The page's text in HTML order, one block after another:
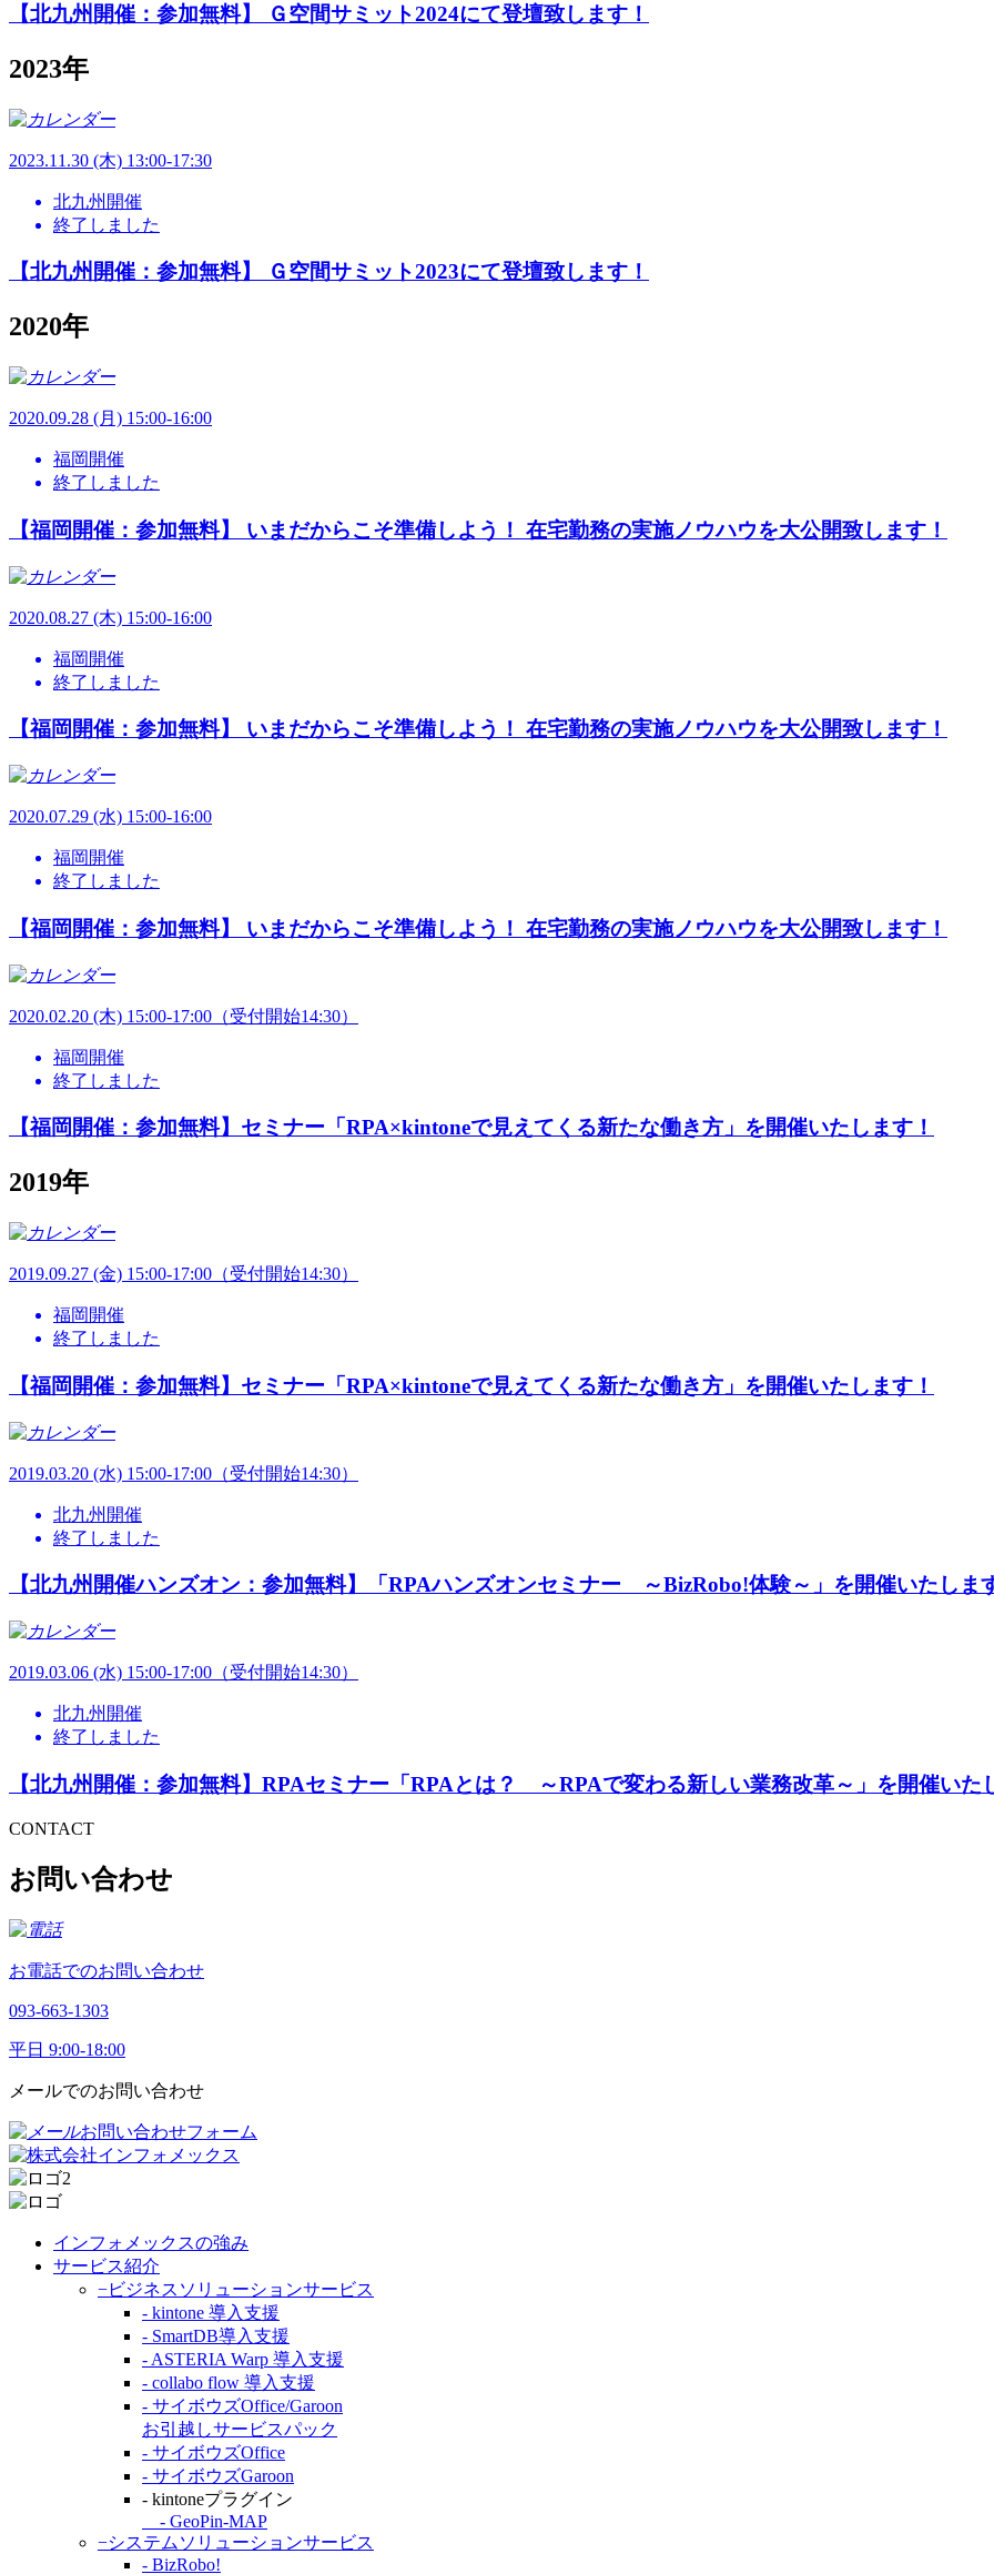
【北九州開催：参加無料】 Ｇ空間サミット2024にて登壇致します！
2023年
2023.11.30 (木) 13:00-17:30
北九州開催
終了しました
【北九州開催：参加無料】 Ｇ空間サミット2023にて登壇致します！
2020年
2020.09.28 (月) 15:00-16:00
福岡開催
終了しました
【福岡開催：参加無料】 いまだからこそ準備しよう！ 在宅勤務の実施ノウハウを大公開致します！
2020.08.27 (木) 15:00-16:00
福岡開催
終了しました
【福岡開催：参加無料】 いまだからこそ準備しよう！ 在宅勤務の実施ノウハウを大公開致します！
2020.07.29 (水) 15:00-16:00
福岡開催
終了しました
【福岡開催：参加無料】 いまだからこそ準備しよう！ 在宅勤務の実施ノウハウを大公開致します！
2020.02.20 (木) 15:00-17:00（受付開始14:30）
福岡開催
終了しました
【福岡開催：参加無料】セミナー「RPA×kintoneで見えてくる新たな働き方」を開催いたします！
2019年
2019.09.27 (金) 15:00-17:00（受付開始14:30）
福岡開催
終了しました
【福岡開催：参加無料】セミナー「RPA×kintoneで見えてくる新たな働き方」を開催いたします！
2019.03.20 (水) 15:00-17:00（受付開始14:30）
北九州開催
終了しました
【北九州開催ハンズオン：参加無料】「RPAハンズオンセミナー ～BizRobo!体験～」を開催いたしま
2019.03.06 (水) 15:00-17:00（受付開始14:30）
北九州開催
終了しました
【北九州開催：参加無料】RPAセミナー「RPAとは？ ～RPAで変わる新しい業務改革～」を開催いた
CONTACT
お問い合わせ
お電話でのお問い合わせ
093-663-1303
平日 9:00-18:00
メールでのお問い合わせ
お問い合わせフォーム
インフォメックスの強み
サービス紹介
−ビジネスソリューションサービス
- kintone 導入支援
- SmartDB導入支援
- ASTERIA Warp 導入支援
- collabo flow 導入支援
- サイボウズOffice/Garoon
お引越しサービスパック
- サイボウズOffice
- サイボウズGaroon
- kintoneプラグイン
- GeoPin-MAP
−システムソリューションサービス
- BizRobo!